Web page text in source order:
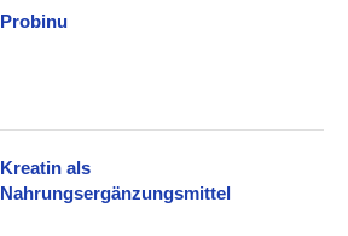
Probinu
Kreatin als
Nahrungsergänzungsmittel